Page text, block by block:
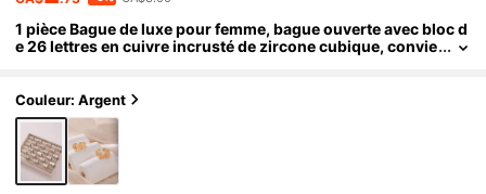
1 pièce Bague de luxe pour femme, bague ouverte avec bloc d
e 26 lettres en cuivre incrusté de zircone cubique, convie
Couleur: Argent